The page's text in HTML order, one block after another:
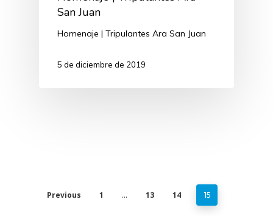
San Juan
Homenaje | Tripulantes Ara San Juan
5 de diciembre de 2019
Previous 1 … 13 14 15